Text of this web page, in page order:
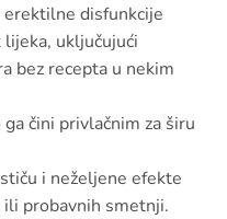
disfunkcije
uključujući
bez recepta u nekim
čini privlačnim za širu
i neželjene efekte
probavnih smetnji.